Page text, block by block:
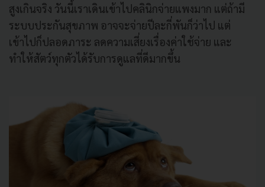
สูงเกินจริง วันนี้เราเดินเข้าไปคลินิกจ่ายแพงมาก แต่ถ้ามี
ระบบประกันสุขภาพ อาจจะจ่ายปีละกี่พันก็ว่าไป แต่
เข้าไปก็ปลอดภาระ ลดความเสี่ยงเรื่องค่าใช้จ่าย และ
ทำให้สัตว์ทุกตัวได้รับการดูแลที่ดีมากขึ้น